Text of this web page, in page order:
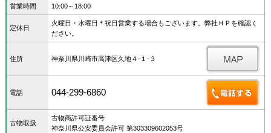
営業時間 10:00～18:00
定休日
火曜日・水曜日＊祝日営業する場合もございます。弊社ＨＰを確認く
ださい。
住所 神奈川県川崎市高津区久地４‐１‐３
電話 044-299-6860
古物取扱
古物商許可証番号
神奈川県公安委員会許可 第303309602053号